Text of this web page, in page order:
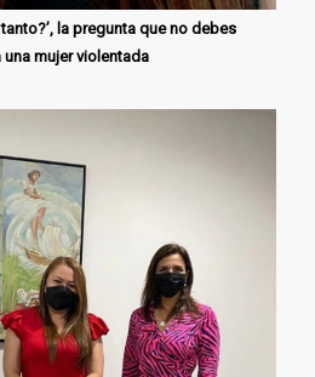
la pregunta que no debes
una mujer violentada